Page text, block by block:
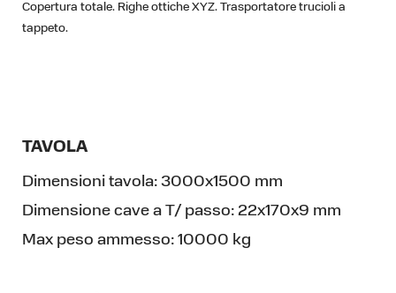
Copertura totale. Righe ottiche XYZ. Trasportatore trucioli a
tappeto.
TAVOLA
Dimensioni tavola: 3000x1500 mm
Dimensione cave a T/ passo: 22x170x9 mm
Max peso ammesso: 10000 kg